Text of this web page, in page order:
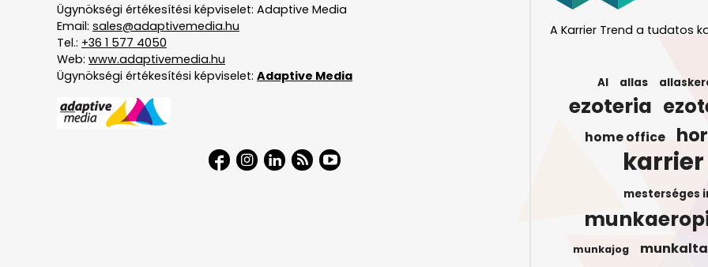
Ügynökségi értékesítési képviselet: Adaptive Media
Email: sales@adaptivemedia.hu
Tel.: +36 1 577 4050
Web: www.adaptivemedia.hu
Ügynökségi értékesítési képviselet: Adaptive Media
A Karrier Trend a tudatos
AI allas
ezoteria
home office
karrier
mesterséges
munkajog